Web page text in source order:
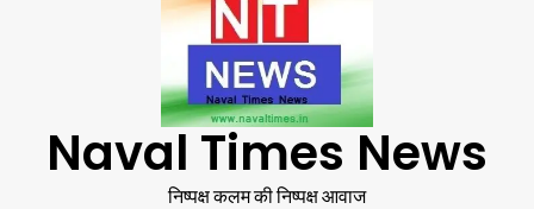
Naval Times News
निष्पक्ष कलम की निष्पक्ष आवाज